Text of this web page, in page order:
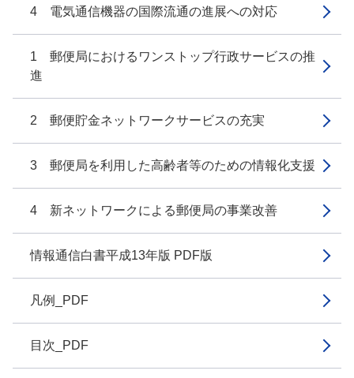
4 電気通信機器の国際流通の進展への対応
1 郵便局におけるワンストップ行政サービスの推
進
2 郵便貯金ネットワークサービスの充実
3 郵便局を利用した高齢者等のための情報化支援
4 新ネットワークによる郵便局の事業改善
情報通信白書平成13年版 PDF版
凡例_PDF
目次_PDF